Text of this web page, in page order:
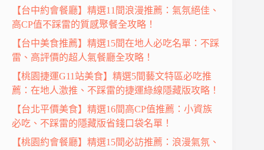
【台中約會餐廳】精選11間浪漫推薦：氣氛絕佳、
高CP值不踩雷的質感聚餐全攻略！
【台中美食推薦】精選15間在地人必吃名單：不踩
雷、高評價的超人氣餐廳全攻略！
【桃園捷運G11站美食】精選5間藝文特區必吃推
薦：在地人激推、不踩雷的捷運綠線隱藏版攻略！
【台北平價美食】精選16間高CP值推薦：小資族
必吃、不踩雷的隱藏版省錢口袋名單！
【桃園約會餐廳】精選15間必訪推薦：浪漫氣氛、